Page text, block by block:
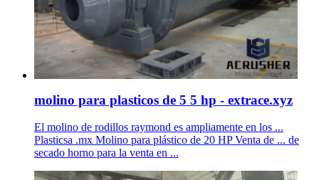
molino para plasticos de 5 5 hp - extrace.xyz
El molino de rodillos raymond es ampliamente en los ...
Plasticsa .mx Molino para plástico de 20 HP Venta de ... de
secado horno para la venta en ...